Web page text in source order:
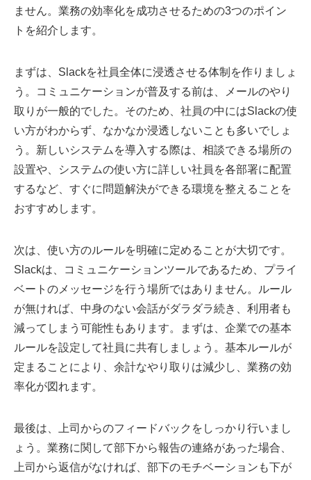
ません。業務の効率化を成功させるための3つのポイン
トを紹介します。
まずは、Slackを社員全体に浸透させる体制を作りましょ
う。コミュニケーションが普及する前は、メールのやり
取りが一般的でした。そのため、社員の中にはSlackの使
い方がわからず、なかなか浸透しないことも多いでしょ
う。新しいシステムを導入する際は、相談できる場所の
設置や、システムの使い方に詳しい社員を各部署に配置
するなど、すぐに問題解決ができる環境を整えることを
おすすめします。
次は、使い方のルールを明確に定めることが大切です。
Slackは、コミュニケーションツールであるため、プライ
ベートのメッセージを行う場所ではありません。ルール
が無ければ、中身のない会話がダラダラ続き、利用者も
減ってしまう可能性もあります。まずは、企業での基本
ルールを設定して社員に共有しましょう。基本ルールが
定まることにより、余計なやり取りは減少し、業務の効
率化が図れます。
最後は、上司からのフィードバックをしっかり行いまし
ょう。業務に関して部下から報告の連絡があった場合、
上司から返信がなければ、部下のモチベーションも下が